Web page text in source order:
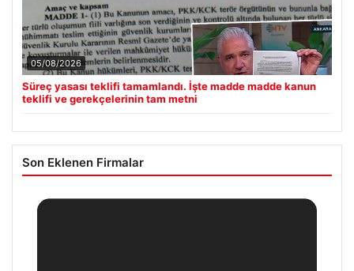
05/08/2026
Süreç yasası teklifi tamamlandı. İşte madde madde kanun
teklifi ve gerekçelerinin tam metni
Son Eklenen Firmalar